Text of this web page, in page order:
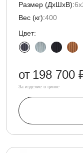
Размер (ДxШxВ):
Вес (кг):400
Цвет:
от 198 700
За изделие в цинке